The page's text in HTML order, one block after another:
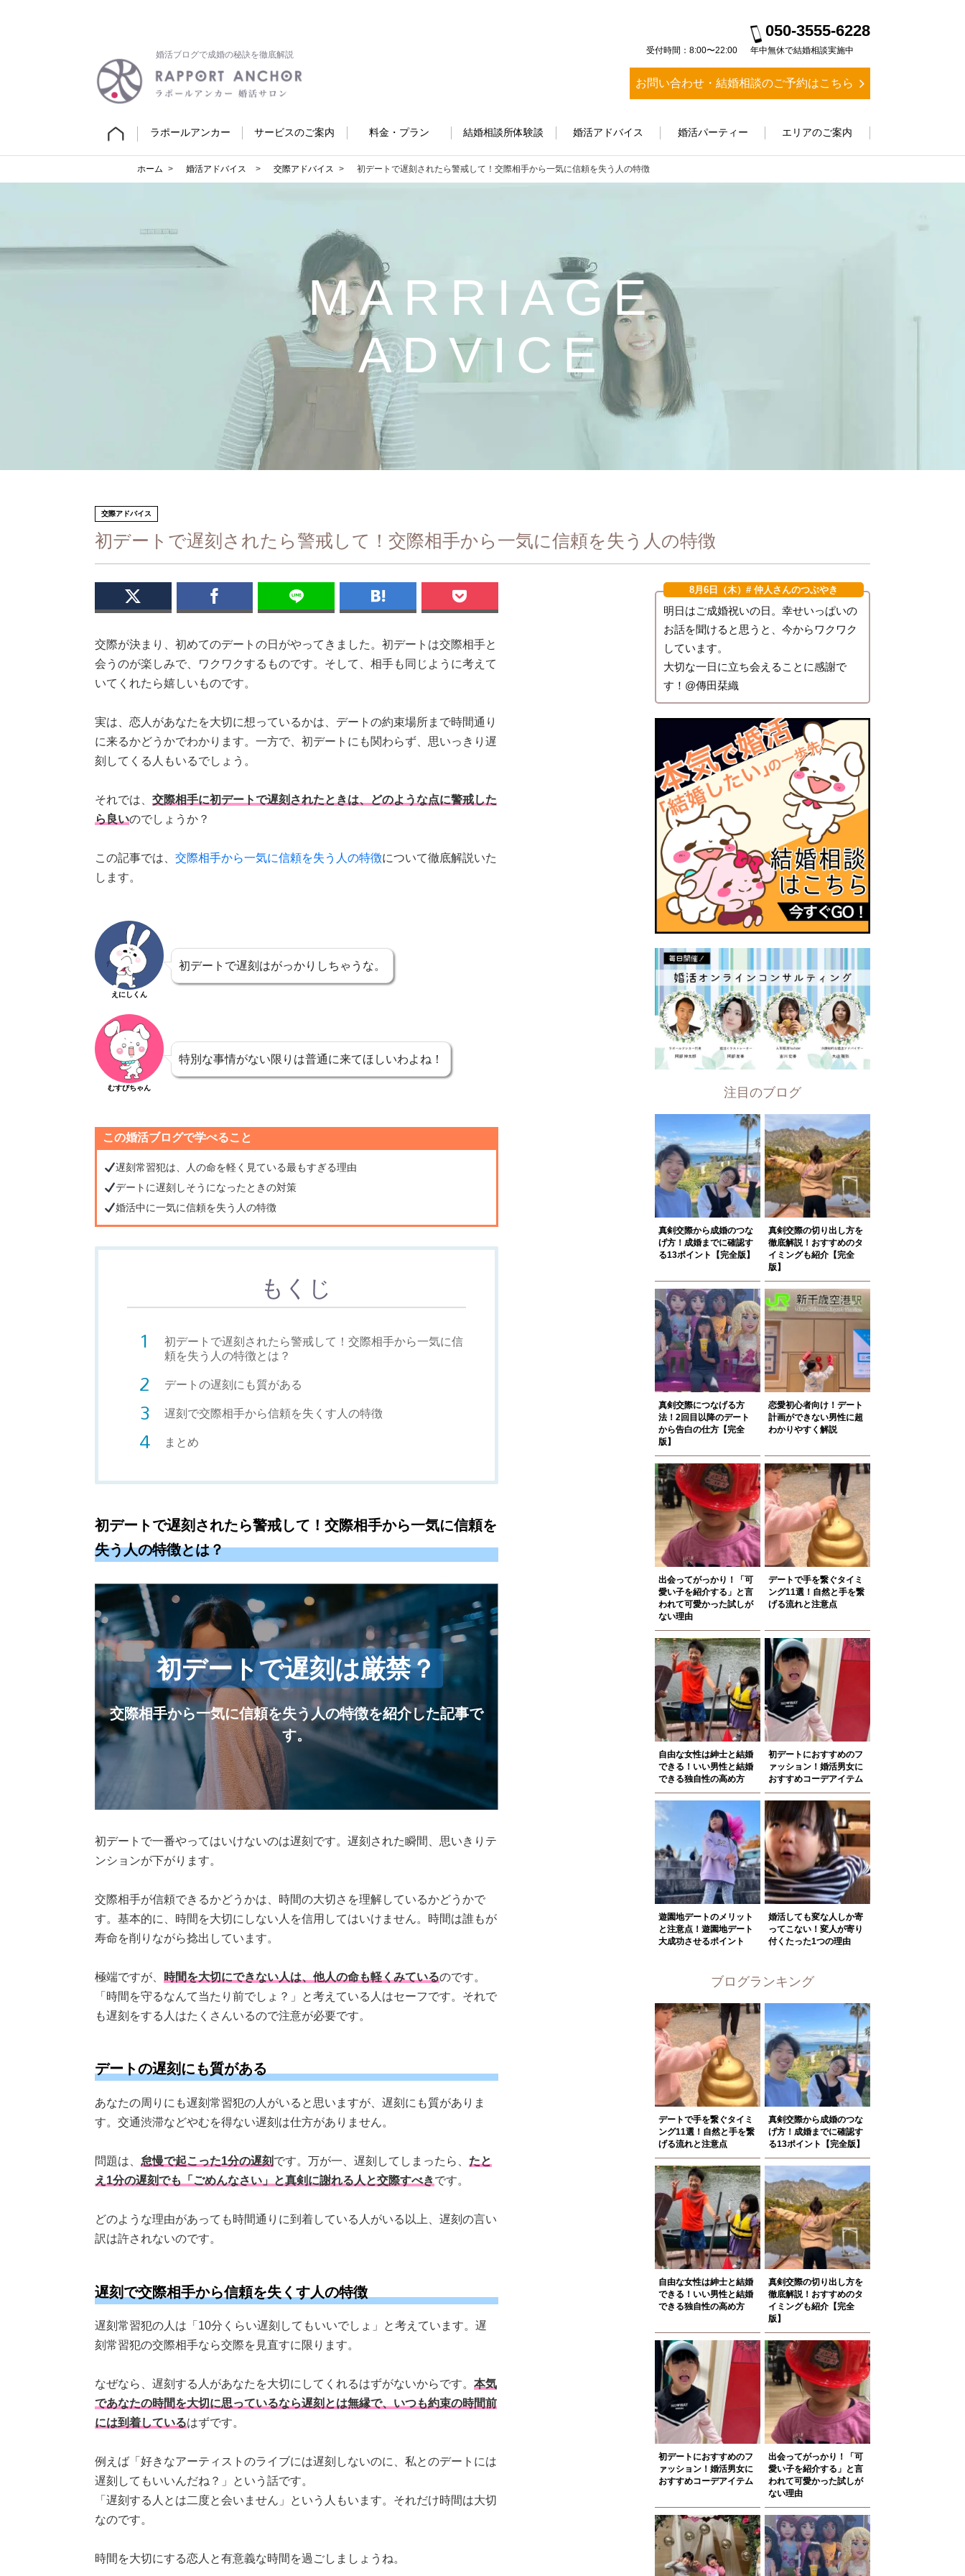
婚活ブログで成婚の秘訣を徹底解説
050-3555-6228
受付時間：8:00〜22:00 年中無休で結婚相談実施中
お問い合わせ・結婚相談のご予約はこちら
ラポールアンカー サービスのご案内 料金・プラン 結婚相談所体験談 婚活アドバイス 婚活パーティー エリアのご案内
ホーム 婚活アドバイス 交際アドバイス 初デートで遅刻されたら警戒して！交際相手から一気に信頼を失う人の特徴
MARRIAGE
ADVICE
交際アドバイス
初デートで遅刻されたら警戒して！交際相手から一気に信頼を失う人の特徴
交際が決まり、初めてのデートの日がやってきました。初デートは交際相手と
会うのが楽しみで、ワクワクするものです。そして、相手も同じように考えて
いてくれたら嬉しいものです。
実は、恋人があなたを大切に想っているかは、デートの約束場所まで時間通り
に来るかどうかでわかります。一方で、初デートにも関わらず、思いっきり遅
刻してくる人もいるでしょう。
それでは、 交際相手に初デートで遅刻されたときは、どのような点に警戒した
ら良いのでしょうか？
この記事では、 交際相手から一気に信頼を失う人の特徴について徹底解説いた
します。
えにしくん
初デートで遅刻はがっかりしちゃうな。
むすびちゃん
特別な事情がない限りは普通に来てほしいわよね！
この婚活ブログで学べること
遅刻常習犯は、人の命を軽く見ている最もすぎる理由
デートに遅刻しそうになったときの対策
婚活中に一気に信頼を失う人の特徴
もくじ
初デートで遅刻されたら警戒して！交際相手から一気に信
頼を失う人の特徴とは？
デートの遅刻にも質がある
遅刻で交際相手から信頼を失くす人の特徴
まとめ
初デートで遅刻されたら警戒して！交際相手から一気に信頼を
失う人の特徴とは？
初デートで遅刻は厳禁？
交際相手から一気に信頼を失う人の特徴を紹介した記事で
す。
初デートで一番やってはいけないのは遅刻です。遅刻された瞬間、思いきりテ
ンションが下がります。
交際相手が信頼できるかどうかは、時間の大切さを理解しているかどうかで
す。基本的に、時間を大切にしない人を信用してはいけません。時間は誰もが
寿命を削りながら捻出しています。
極端ですが、 時間を大切にできない人は、他人の命も軽くみているのです。
「時間を守るなんて当たり前でしょ？」と考えている人はセーフです。それで
も遅刻をする人はたくさんいるので注意が必要です。
デートの遅刻にも質がある
あなたの周りにも遅刻常習犯の人がいると思いますが、遅刻にも質がありま
す。交通渋滞などやむを得ない遅刻は仕方がありません。
問題は、 怠慢で起こった1分の遅刻 です。万が一、遅刻してしまったら、 たと
え1分の遅刻でも「ごめんなさい」と真剣に謝れる人と交際すべきです。
どのような理由があっても時間通りに到着している人がいる以上、遅刻の言い
訳は許されないのです。
遅刻で交際相手から信頼を失くす人の特徴
遅刻常習犯の人は「10分くらい遅刻してもいいでしょ」と考えています。遅
刻常習犯の交際相手なら交際を見直すに限ります。
なぜなら、遅刻する人があなたを大切にしてくれるはずがないからです。 本気
であなたの時間を大切に思っているなら遅刻とは無縁で、いつも約束の時間前
には到着しているはずです。
例えば「好きなアーティストのライブには遅刻しないのに、私とのデートには
遅刻してもいいんだね？」という話です。
「遅刻する人とは二度と会いません」という人もいます。それだけ時間は大切
なのです。
時間を大切にする恋人と有意義な時間を過ごしましょうね。
8月6日（木） # 仲人さんのつぶやき
明日はご成婚祝いの日。幸せいっぱいの
お話を聞けると思うと、今からワクワク
しています。
大切な一日に立ち会えることに感謝で
す！@傳田栞織
注目のブログ
真剣交際から成婚のつな
げ方！成婚までに確認す
る13ポイント【完全版】
真剣交際の切り出し方を
徹底解説！おすすめのタ
イミングも紹介【完全
版】
真剣交際につなげる方
法！2回目以降のデート
から告白の仕方【完全
版】
恋愛初心者向け！デート
計画ができない男性に超
わかりやすく解説
出会ってがっかり！「可
愛い子を紹介する」と言
われて可愛かった試しが
ない理由
デートで手を繋ぐタイミ
ング11選！自然と手を繋
げる流れと注意点
自由な女性は紳士と結婚
できる！いい男性と結婚
できる独自性の高め方
初デートにおすすめのフ
ァッション！婚活男女に
おすすめコーデアイテム
遊園地デートのメリット
と注意点！遊園地デート
大成功させるポイント
婚活しても変な人しか寄
ってこない！変人が寄り
付くたった1つの理由
ブログランキング
デートで手を繋ぐタイミ
ング11選！自然と手を繋
げる流れと注意点
真剣交際から成婚のつな
げ方！成婚までに確認す
る13ポイント【完全版】
自由な女性は紳士と結婚
できる！いい男性と結婚
できる独自性の高め方
真剣交際の切り出し方を
徹底解説！おすすめのタ
イミングも紹介【完全
版】
初デートにおすすめのフ
ァッション！婚活男女に
おすすめコーデアイテム
出会ってがっかり！「可
愛い子を紹介する」と言
われて可愛かった試しが
ない理由